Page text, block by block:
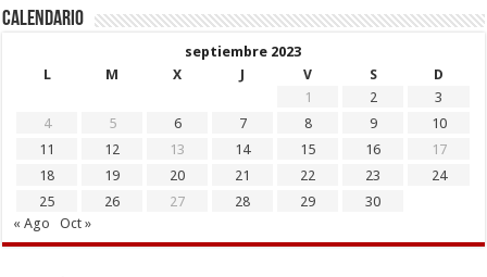
Calendario
septiembre 2023
L
M X J V S
D
1
2
3
4
5 6 7 8 9
10
11
12 13 14 15 16
17
18
19 20 21 22 23
24
25
26 27 28 29
30
« Ago
Oct »